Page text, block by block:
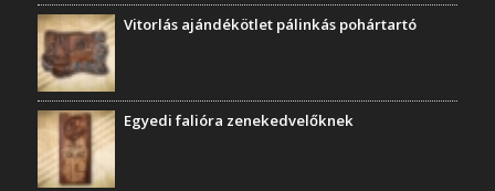
Vitorlás ajándékötlet pálinkás pohártartó
Egyedi falióra zenekedvelőknek